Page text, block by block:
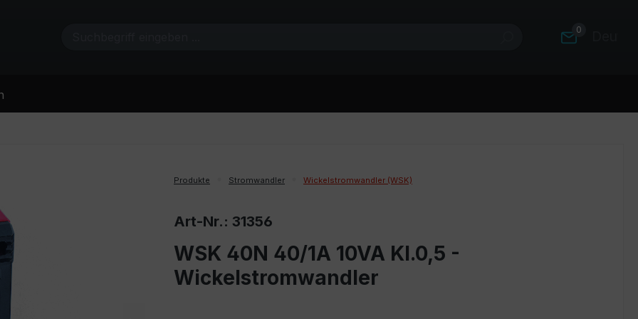
0
Produkte Stromwandler Wickelstromwandler (WSK)
Art-Nr.: 31356
WSK 40N 40/1A 10VA Kl.0,5 -
Wickelstromwandler